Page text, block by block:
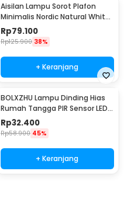
Aisilan Lampu Sorot Plafon
Minimalis Nordic Natural White
4000K 7W - MSD52
Rp79.100
Rp125.900 38%
+ Keranjang
BOLXZHU Lampu Dinding Hias
Rumah Tangga PIR Sensor LED
Warm White 3W - HCGY003
Rp32.400
Rp58.900 45%
+ Keranjang